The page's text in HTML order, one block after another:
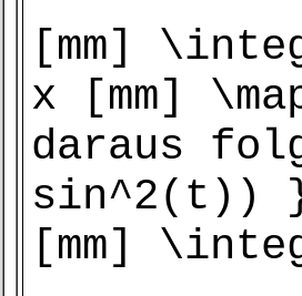
[mm]
x [mm]
daraus
sin^2(t))
[mm]